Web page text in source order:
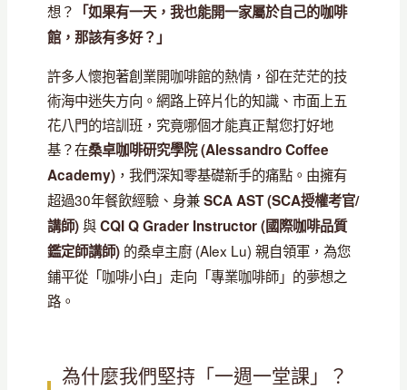
想？ 「如果有一天，我也能開一家屬於自己的咖啡
館，那該有多好？」
許多人懷抱著創業開咖啡館的熱情，卻在茫茫的技
術海中迷失方向。網路上碎片化的知識、市面上五
花八門的培訓班，究竟哪個才能真正幫您打好地
基？在桑卓咖啡研究學院 (Alessandro Coffee
Academy)，我們深知零基礎新手的痛點。由擁有
超過30年餐飲經驗、身兼SCA AST (SCA授權考官/
講師)與CQI Q Grader Instructor (國際咖啡品質
鑑定師講師)的桑卓主廚 (Alex Lu) 親自領軍，為您
鋪平從「咖啡小白」走向「專業咖啡師」的夢想之
路。
為什麼我們堅持「一週一堂課」？